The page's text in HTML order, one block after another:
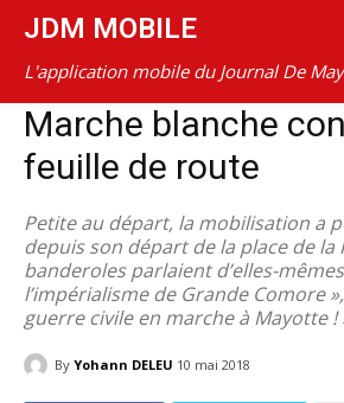
JDM MOBILE
L'application mobile du Journal De
Marche blanche
feuille de route
Petite au départ, la mobilisation a
depuis son départ de la place de la
banderoles parlaient d’elles-
l’impérialisme de Grande Comore
guerre civile en marche à Mayotte !
By Yohann DELEU 10 mai 2018